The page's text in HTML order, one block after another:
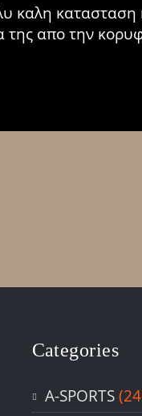
καλη κατασταση
απο την
Categories
A-SPORTS